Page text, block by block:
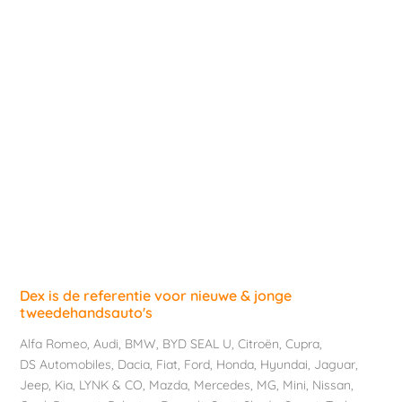
Dex is de referentie voor nieuwe & jonge
tweedehandsauto's
Alfa Romeo,Audi, BMW, BYD SEAL U,Citroën,Cupra,
DS Automobiles, Dacia, Fiat, Ford, Honda, Hyundai, Jaguar,
Jeep, Kia, LYNK & CO, Mazda, Mercedes, MG, Mini, Nissan,